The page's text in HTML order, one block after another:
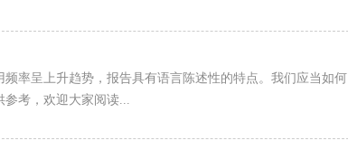
率呈上升趋势，报告具有语言陈述性的特点。我们应当如何
参考，欢迎大家阅读...